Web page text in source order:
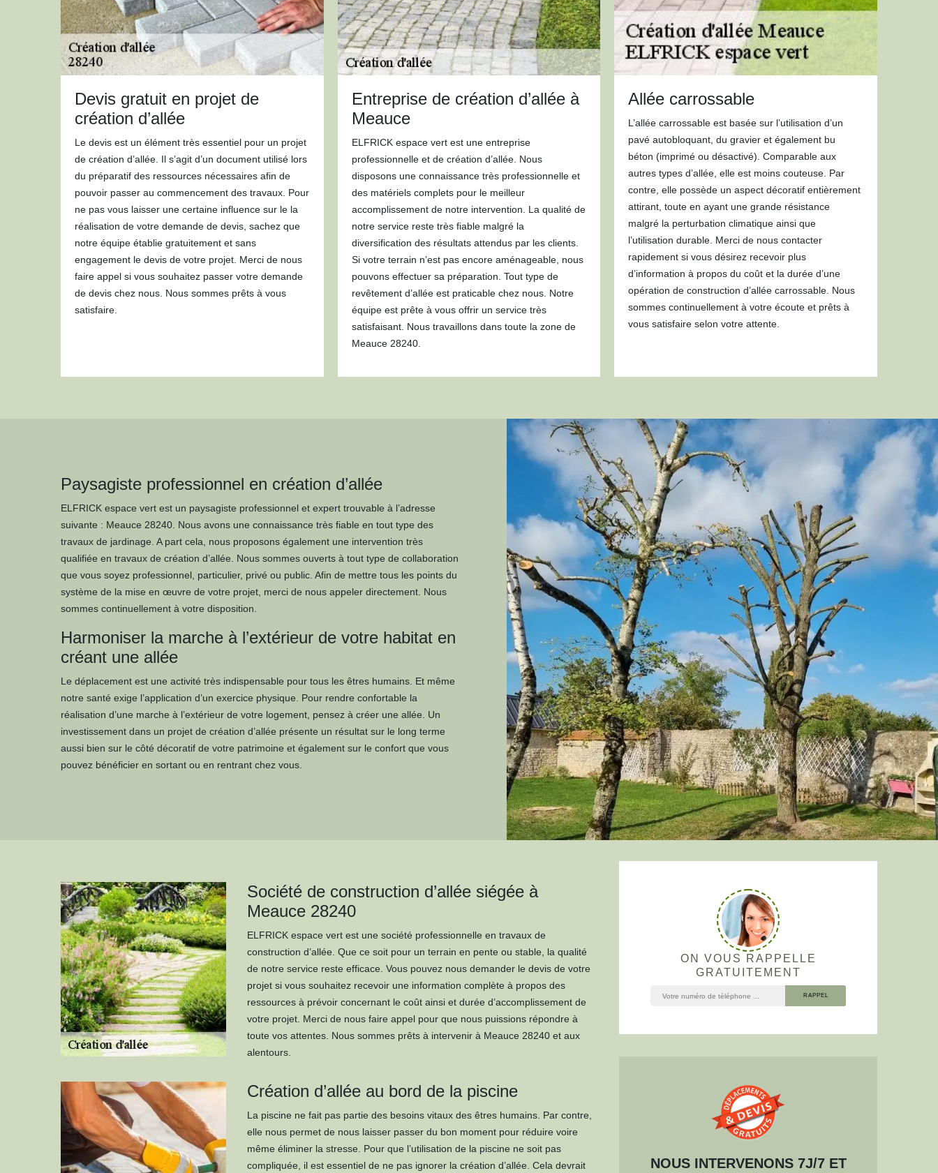
Devis gratuit en projet de
création d’allée
Le devis est un élément très essentiel pour un projet
de création d’allée. Il s’agit d’un document utilisé lors
du préparatif des ressources nécessaires afin de
pouvoir passer au commencement des travaux. Pour
ne pas vous laisser une certaine influence sur le la
réalisation de votre demande de devis, sachez que
notre équipe établie gratuitement et sans
engagement le devis de votre projet. Merci de nous
faire appel si vous souhaitez passer votre demande
de devis chez nous. Nous sommes prêts à vous
satisfaire.
Entreprise de création d’allée à
Meauce
ELFRICK espace vert est une entreprise
professionnelle et de création d’allée. Nous
disposons une connaissance très professionnelle et
des matériels complets pour le meilleur
accomplissement de notre intervention. La qualité de
notre service reste très fiable malgré la
diversification des résultats attendus par les clients.
Si votre terrain n’est pas encore aménageable, nous
pouvons effectuer sa préparation. Tout type de
revêtement d’allée est praticable chez nous. Notre
équipe est prête à vous offrir un service très
satisfaisant. Nous travaillons dans toute la zone de
Meauce 28240.
Allée carrossable
L’allée carrossable est basée sur l’utilisation d’un
pavé autobloquant, du gravier et également bu
béton (imprimé ou désactivé). Comparable aux
autres types d’allée, elle est moins couteuse. Par
contre, elle possède un aspect décoratif entièrement
attirant, toute en ayant une grande résistance
malgré la perturbation climatique ainsi que
l’utilisation durable. Merci de nous contacter
rapidement si vous désirez recevoir plus
d’information à propos du coût et la durée d’une
opération de construction d’allée carrossable. Nous
sommes continuellement à votre écoute et prêts à
vous satisfaire selon votre attente.
Paysagiste professionnel en création d’allée
ELFRICK espace vert est un paysagiste professionnel et expert trouvable à l’adresse
suivante : Meauce 28240. Nous avons une connaissance très fiable en tout type des
travaux de jardinage. A part cela, nous proposons également une intervention très
qualifiée en travaux de création d’allée. Nous sommes ouverts à tout type de collaboration
que vous soyez professionnel, particulier, privé ou public. Afin de mettre tous les points du
système de la mise en œuvre de votre projet, merci de nous appeler directement. Nous
sommes continuellement à votre disposition.
Harmoniser la marche à l’extérieur de votre habitat en
créant une allée
Le déplacement est une activité très indispensable pour tous les êtres humains. Et même
notre santé exige l’application d’un exercice physique. Pour rendre confortable la
réalisation d’une marche à l’extérieur de votre logement, pensez à créer une allée. Un
investissement dans un projet de création d’allée présente un résultat sur le long terme
aussi bien sur le côté décoratif de votre patrimoine et également sur le confort que vous
pouvez bénéficier en sortant ou en rentrant chez vous.
Société de construction d’allée siégée à
Meauce 28240
ELFRICK espace vert est une société professionnelle en travaux de
construction d’allée. Que ce soit pour un terrain en pente ou stable, la qualité
de notre service reste efficace. Vous pouvez nous demander le devis de votre
projet si vous souhaitez recevoir une information complète à propos des
ressources à prévoir concernant le coût ainsi et durée d’accomplissement de
votre projet. Merci de nous faire appel pour que nous puissions répondre à
toute vos attentes. Nous sommes prêts à intervenir à Meauce 28240 et aux
alentours.
Création d’allée au bord de la piscine
La piscine ne fait pas partie des besoins vitaux des êtres humains. Par contre,
elle nous permet de nous laisser passer du bon moment pour réduire voire
même éliminer la stresse. Pour que l’utilisation de la piscine ne soit pas
compliquée, il est essentiel de ne pas ignorer la création d’allée. Cela devrait
ON VOUS RAPPELLE
GRATUITEMENT
NOUS INTERVENONS 7J/7 ET